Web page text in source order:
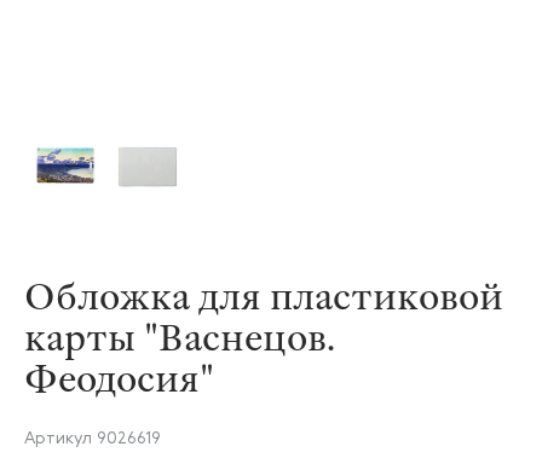
Обложка для пластиковой
карты "Васнецов.
Феодосия"
Артикул 9026619